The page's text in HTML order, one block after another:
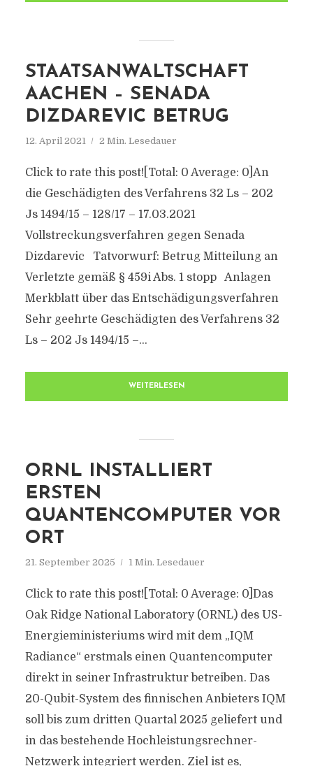
STAATSANWALTSCHAFT
AACHEN – SENADA
DIZDAREVIC BETRUG
12. April 2021 2 Min. Lesedauer
Click to rate this post![Total: 0 Average: 0]An
die Geschädigten des Verfahrens 32 Ls – 202
Js 1494/15 – 128/17 – 17.03.2021
Vollstreckungsverfahren gegen Senada
Dizdarevic Tatvorwurf: Betrug Mitteilung an
Verletzte gemäß § 459i Abs. 1 stopp Anlagen
Merkblatt über das Entschädigungsverfahren
Sehr geehrte Geschädigten des Verfahrens 32
Ls – 202 Js 1494/15 –...
WEITERLESEN
ORNL INSTALLIERT
ERSTEN
QUANTENCOMPUTER VOR
ORT
21. September 2025 1 Min. Lesedauer
Click to rate this post![Total: 0 Average: 0]Das
Oak Ridge National Laboratory (ORNL) des US-
Energieministeriums wird mit dem „IQM
Radiance“ erstmals einen Quantencomputer
direkt in seiner Infrastruktur betreiben. Das
20-Qubit-System des finnischen Anbieters IQM
soll bis zum dritten Quartal 2025 geliefert und
in das bestehende Hochleistungsrechner-
Netzwerk integriert werden. Ziel ist es,